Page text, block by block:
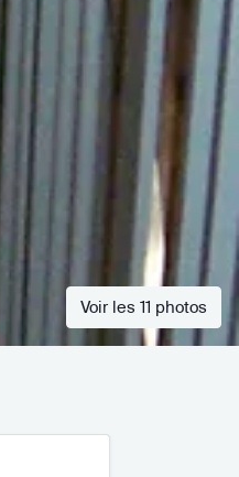
Voir les 11 photos